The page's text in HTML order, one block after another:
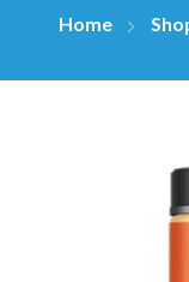
Home